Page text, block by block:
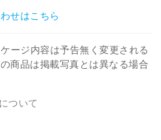
せはこちら
ージ内容は予告無く変更される
商品は掲載写真とは異なる場合
ついて